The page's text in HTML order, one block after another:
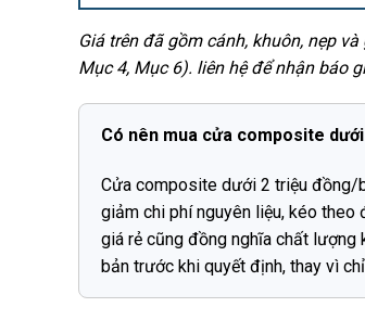
Giá trên đã gồm cánh, khuôn, nẹp
Mục 4, Mục 6). liên hệ để nhận báo
Có nên mua cửa composite
Cửa composite dưới 2 triệu đồng/
giảm chi phí nguyên liệu, kéo theo
giá rẻ cũng đồng nghĩa chất lượng
bản trước khi quyết định, thay vì